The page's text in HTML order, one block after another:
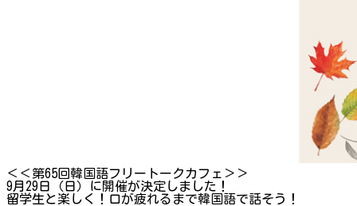
＜＜第65回韓国語フリートークカフェ＞＞
9月29日（日）に開催が決定しました！
留学生と楽しく！口が疲れるまで韓国語で話そう！